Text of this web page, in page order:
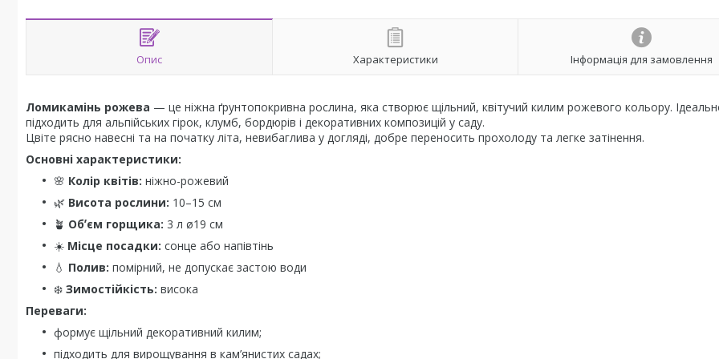
Опис Характеристики Інформація для замовлення
Ломикамінь рожева — це ніжна ґрунтопокривна рослина, яка створює щільний, квітучий килим рожевого кольору.
підходить для альпійських гірок, клумб, бордюрів і декоративних композицій у саду.
Цвіте рясно навесні та на початку літа, невибаглива у догляді, добре переносить прохолоду та легке затінення.
Основні характеристики:
🌸 Колір квітів: ніжно-рожевий
🌿 Висота рослини: 10–15 см
🪴 Обʼєм горщика: 3 л ø19 см
☀️ Місце посадки: сонце або напівтінь
💧 Полив: помірний, не допускає застою води
❄️ Зимостійкість: висока
Переваги:
формує щільний декоративний килим;
підходить для вирощування в кам’янистих садах;